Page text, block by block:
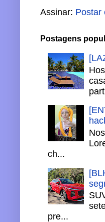
Assinar: Postar
Postagens
ch...
pre...